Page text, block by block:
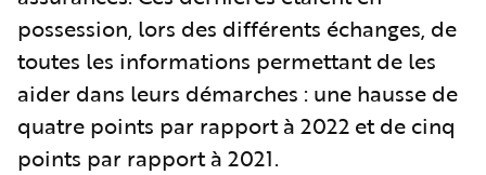
possession, lors des différents échanges, de
toutes les informations permettant de les
aider dans leurs démarches : une hausse de
quatre points par rapport à 2022 et de cinq
points par rapport à 2021.